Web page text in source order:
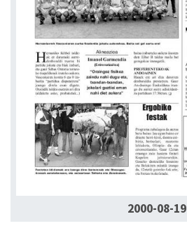
2000-08-19